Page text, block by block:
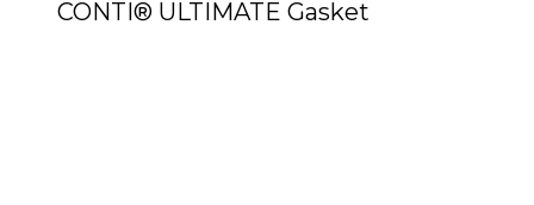
CONTI® ULTIMATE Gasket